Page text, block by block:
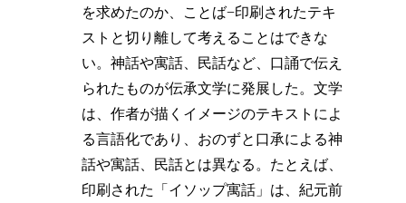
を求めたのか、ことば−印刷されたテキ
ストと切り離して考えることはできな
い。神話や寓話、民話など、口誦で伝え
られたものが伝承文学に発展した。文学
は、作者が描くイメージのテキストによ
る言語化であり、おのずと口承による神
話や寓話、民話とは異なる。たとえば、
印刷された「イソップ寓話」は、紀元前